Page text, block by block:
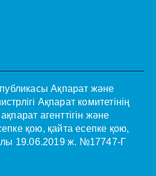
Ақпарат және
Ақпарат комитетінің
агенттігін және
қою, қайта есепке қою,
19.06.2019 ж. №17747-Г